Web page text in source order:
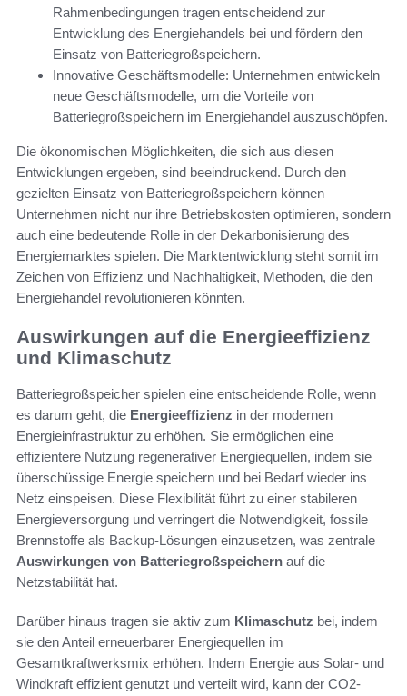
Rahmenbedingungen tragen entscheidend zur
Entwicklung des Energiehandels bei und fördern den
Einsatz von Batteriegroßspeichern.
Innovative Geschäftsmodelle: Unternehmen entwickeln
neue Geschäftsmodelle, um die Vorteile von
Batteriegroßspeichern im Energiehandel auszuschöpfen.
Die ökonomischen Möglichkeiten, die sich aus diesen
Entwicklungen ergeben, sind beeindruckend. Durch den
gezielten Einsatz von Batteriegroßspeichern können
Unternehmen nicht nur ihre Betriebskosten optimieren, sondern
auch eine bedeutende Rolle in der Dekarbonisierung des
Energiemarktes spielen. Die Marktentwicklung steht somit im
Zeichen von Effizienz und Nachhaltigkeit, Methoden, die den
Energiehandel revolutionieren könnten.
Auswirkungen auf die Energieeffizienz
und Klimaschutz
Batteriegroßspeicher spielen eine entscheidende Rolle, wenn
es darum geht, die Energieeffizienz in der modernen
Energieinfrastruktur zu erhöhen. Sie ermöglichen eine
effizientere Nutzung regenerativer Energiequellen, indem sie
überschüssige Energie speichern und bei Bedarf wieder ins
Netz einspeisen. Diese Flexibilität führt zu einer stabileren
Energieversorgung und verringert die Notwendigkeit, fossile
Brennstoffe als Backup-Lösungen einzusetzen, was zentrale
Auswirkungen von Batteriegroßspeichern auf die
Netzstabilität hat.
Darüber hinaus tragen sie aktiv zum Klimaschutz bei, indem
sie den Anteil erneuerbarer Energiequellen im
Gesamtkraftwerksmix erhöhen. Indem Energie aus Solar- und
Windkraft effizient genutzt und verteilt wird, kann der CO2-